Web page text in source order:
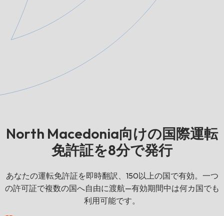
North Macedonia向けの国際運転
免許証を8分で発行
あなたの運転免許証を即時翻訳、150以上の国で有効。一つ
の許可証で複数の国へ自由に渡航—有効期間中は何カ国でも
利用可能です。